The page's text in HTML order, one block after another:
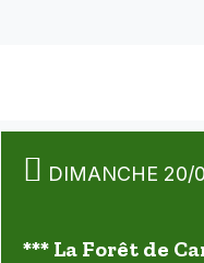
DIMANCHE 20/
*** La Forêt de